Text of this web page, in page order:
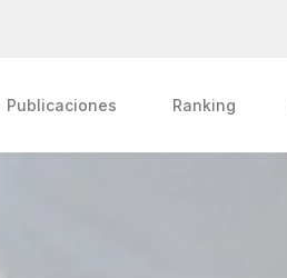
Publicaciones Ranking